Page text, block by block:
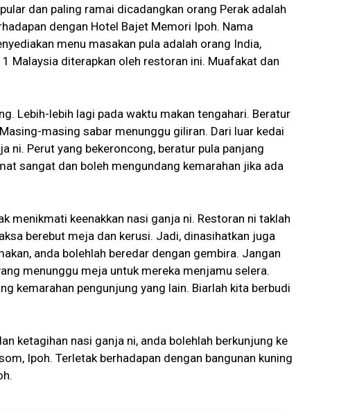
dan paling ramai dicadangkan orang Perak adalah
dengan Hotel Bajet Memori Ipoh. Nama
menu masakan pula adalah orang India,
Malaysia diterapkan oleh restoran ini. Muafakat dan
Lebih-lebih lagi pada waktu makan tengahari. Beratur
masing sabar menunggu giliran. Dari luar kedai
ni. Perut yang bekeroncong, beratur pula panjang
sangat dan boleh mengundang kemarahan jika ada
menikmati keenakkan nasi ganja ni. Restoran ni taklah
berebut meja dan kerusi. Jadi, dinasihatkan juga
anda bolehlah beredar dengan gembira. Jangan
menunggu meja untuk mereka menjamu selera.
kemarahan pengunjung yang lain. Biarlah kita berbudi
ketagihan nasi ganja ni, anda bolehlah berkunjung ke
Ipoh. Terletak berhadapan dengan bangunan kuning